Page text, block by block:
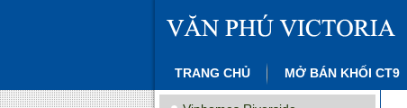
TRANG CHỦ MỞ BÁN KHỐI CT9